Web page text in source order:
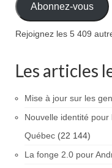
Abonnez-vous
Rejoignez les 5 409
Les articles
Mise à jour sur les
Nouvelle identité
Québec (22 144)
La fonge 2.0 pour